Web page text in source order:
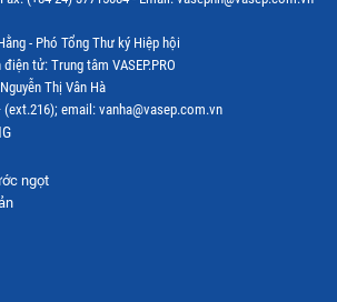
- Phó Tổng Thư ký Hiệp hội
tử: Trung tâm VASEP.PRO
Thị Vân Hà
(ext.216); email: vanha@vasep.com.vn
ngọt